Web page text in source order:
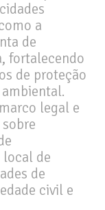
a
de
fortalecendo
de proteção
legal e
de
de
civil e